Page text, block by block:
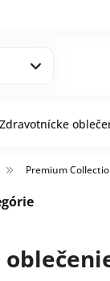
Zdravotnícke
Premium